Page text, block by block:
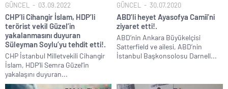
GÜNCEL 03.09.2022
CHP’li Cihangir İslam, HDP’li
terörist vekil Güzel’in
yakalanmasını duyuran
Süleyman Soylu’yu tehdit etti!.
CHP İstanbul Milletvekili Cihangir
İslam, HDP’li Semra Güzel’in
yakalaşını duyuran...
GÜNCEL 30.07.2020
ABD’li heyet Ayasofya Camii’ni
ziyaret etti!.
ABD’nin Ankara Büyükelçisi
Satterfield ve ailesi, ABD’nin
İstanbul Başkonsolosu Darnell...